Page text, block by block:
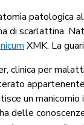
patologica
di scarlattina.
XMK. La
clinica per
un
delle